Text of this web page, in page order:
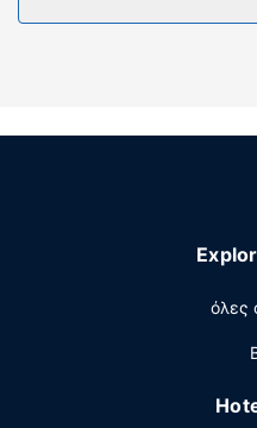
δραστηριότητες που
Επωφεληθείτε από τοόλες